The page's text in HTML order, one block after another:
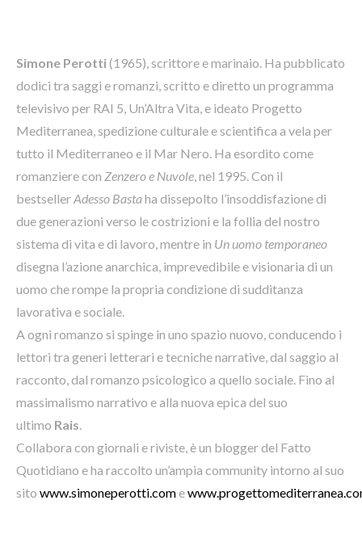
Simone Perotti(1965), scrittore e marinaio. Ha pubblicato
dodici tra saggi e romanzi, scritto e diretto un programma
televisivo per RAI 5, Un’Altra Vita, e ideato Progetto
Mediterranea, spedizione culturale e scientifica a vela per
tutto il Mediterraneo e il Mar Nero. Ha esordito come
romanziere con Zenzero e Nuvole , nel 1995. Con il
bestseller Adesso Bastaha dissepolto l’insoddisfazione di
due generazioni verso le costrizioni e la follia del nostro
sistema di vita e di lavoro, mentre in Un uomo temporaneo
disegna l’azione anarchica, imprevedibile e visionaria di un
uomo che rompe la propria condizione di sudditanza
lavorativa e sociale.
A ogni romanzo si spinge in uno spazio nuovo, conducendo i
lettori tra generi letterari e tecniche narrative, dal saggio al
racconto, dal romanzo psicologico a quello sociale. Fino al
massimalismo narrativo e alla nuova epica del suo
ultimo Rais
Collabora con giornali e riviste, è un blogger del Fatto
Quotidiano e ha raccolto un’ampia community intorno al suo
sito www.simoneperotti.come